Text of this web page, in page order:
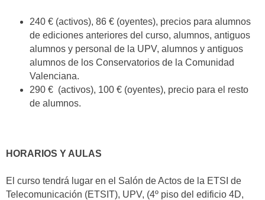
240 € (activos), 86 € (oyentes), precios para alumnos
de ediciones anteriores del curso, alumnos, antiguos
alumnos y personal de la UPV, alumnos y antiguos
alumnos de los Conservatorios de la Comunidad
Valenciana.
290 € (activos), 100 € (oyentes), precio para el resto
de alumnos.
HORARIOS Y AULAS
El curso tendrá lugar en el Salón de Actos de la ETSI de
Telecomunicación (ETSIT), UPV, (4º piso del edificio 4D,